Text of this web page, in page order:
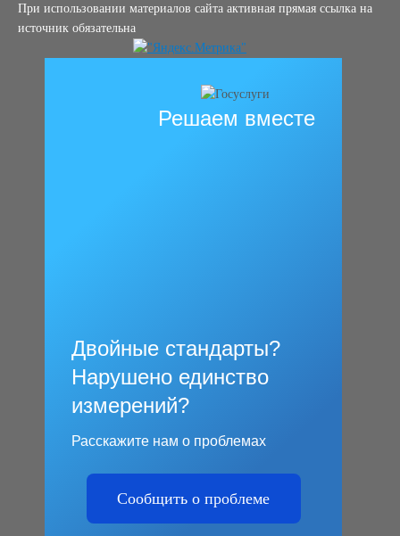
При использовании материалов сайта активная прямая ссылка на
источник обязательна
Решаем вместе
Двойные стандарты?
Нарушено единство
измерений?
Расскажите нам о проблемах
Сообщить о проблеме